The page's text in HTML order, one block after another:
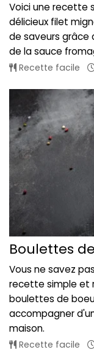
Voici une recette
délicieux filet
de saveurs grâce
de la sauce
Recette facile
Boulettes
Vous ne savez
recette simple et
boulettes de
accompagner
maison.
Recette facile